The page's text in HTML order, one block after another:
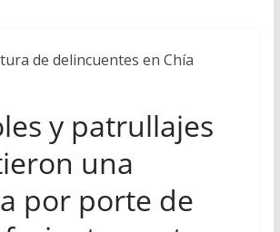
y patrullajes
una
por porte de